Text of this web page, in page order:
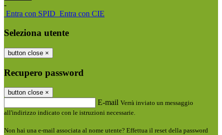
-
Entra con SPID Entra con CIE
Seleziona utente
button close ×
Recupero password
button close ×
E-mail Verrà inviato un messaggio
all'indirizzo indicato con le istruzioni necessarie.
Non hai una e-mail associata al nome utente? Effettua il reset della password